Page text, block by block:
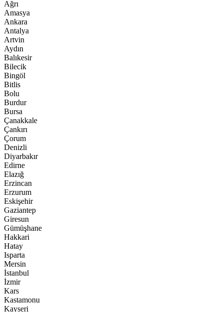
Ağrı
Amasya
Ankara
Antalya
Artvin
Aydın
Balıkesir
Bilecik
Bingöl
Bitlis
Bolu
Burdur
Bursa
Çanakkale
Çankırı
Çorum
Denizli
Diyarbakır
Edirne
Elazığ
Erzincan
Erzurum
Eskişehir
Gaziantep
Giresun
Gümüşhane
Hakkari
Hatay
Isparta
Mersin
İstanbul
İzmir
Kars
Kastamonu
Kayseri